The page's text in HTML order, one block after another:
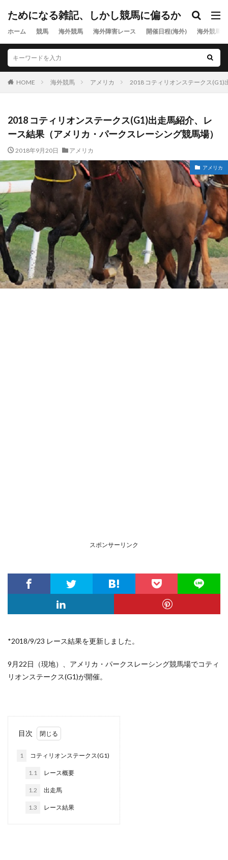
ためになる雑記、しかし競馬に偏るか
ホーム 競馬 海外競馬 海外障害レース 開催日程(海外) 海外競馬
HOME 海外競馬 アメリカ 2018 コティリオンステークス(G1)
2018 コティリオンステークス(G1)出走馬紹介、レ
ース結果（アメリカ・パークスレーシング競馬場）
2018年9月20日 アメリカ
アメリカ
スポンサーリンク
*2018/9/23 レース結果を更新しました。
9月22日（現地）、アメリカ・パークスレーシング競馬場でコティ
リオンステークス(G1)が開催。
目次
1 コティリオンステークス(G1)
1.1 レース概要
1.2 出走馬
1.3 レース結果